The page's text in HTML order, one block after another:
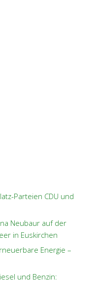
Parteien CDU und
Neubaur auf der
in Euskirchen
Energie –
und Benzin: